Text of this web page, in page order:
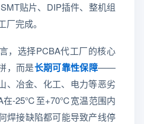
贴片、DIP插件、整机组
完成。
，选择PCBA代工厂的核心
，而是长期可靠性保障——
、冶金、化工、电力等恶劣
在-25℃至+70℃宽温范围内
焊接缺陷都可能导致产线停